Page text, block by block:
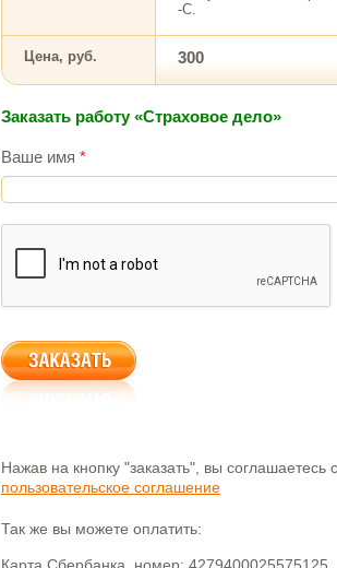
-С.
Цена, руб. 300
Заказать работу «Страховое дело»
Ваше имя *
Нажав на кнопку "заказать", вы соглашаетесь
пользовательское соглашение
Так же вы можете оплатить: